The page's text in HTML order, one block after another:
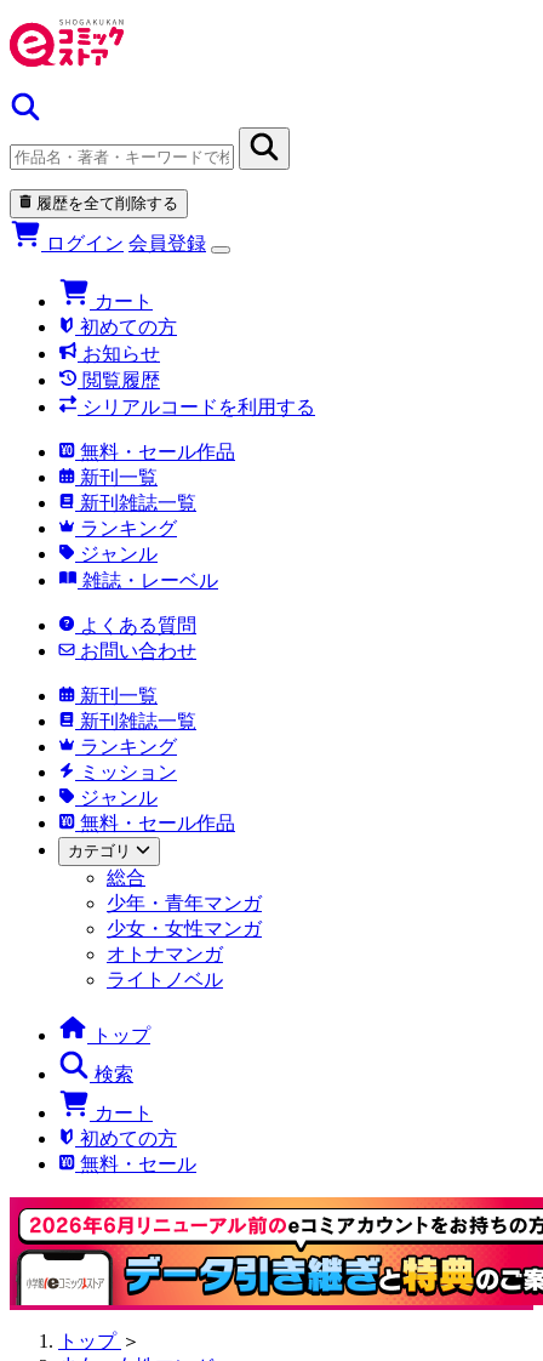
履歴を全て削除する
ログイン 会員登録
カート
初めての方
お知らせ
閲覧履歴
シリアルコードを利用する
無料・セール作品
新刊一覧
新刊雑誌一覧
ランキング
ジャンル
雑誌・レーベル
よくある質問
お問い合わせ
新刊一覧
新刊雑誌一覧
ランキング
ミッション
ジャンル
無料・セール作品
カテゴリ
総合
少年・青年マンガ
少女・女性マンガ
オトナマンガ
ライトノベル
トップ
検索
カート
初めての方
無料・セール
トップ ＞